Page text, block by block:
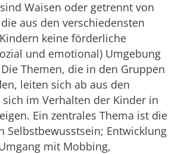
Waisen oder getrennt von
aus den verschiedensten
keine förderliche
und emotional) Umgebung
Themen, die in den Gruppen
leiten sich ab aus den
im Verhalten der Kinder in
Ein zentrales Thema ist die
Selbstbewusstsein; Entwicklung
mit Mobbing,